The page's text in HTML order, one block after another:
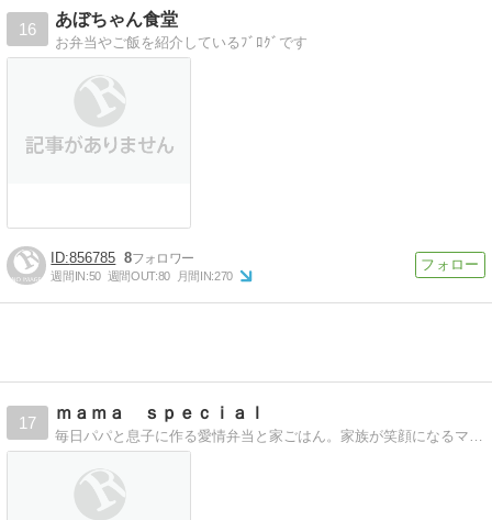
16
あぼちゃん食堂
お弁当やご飯を紹介しているﾌﾞﾛｸﾞです
856785 8
週間IN:50 週間OUT:80 月間IN:270
17
ｍａｍａ ｓｐｅｃｉａｌ